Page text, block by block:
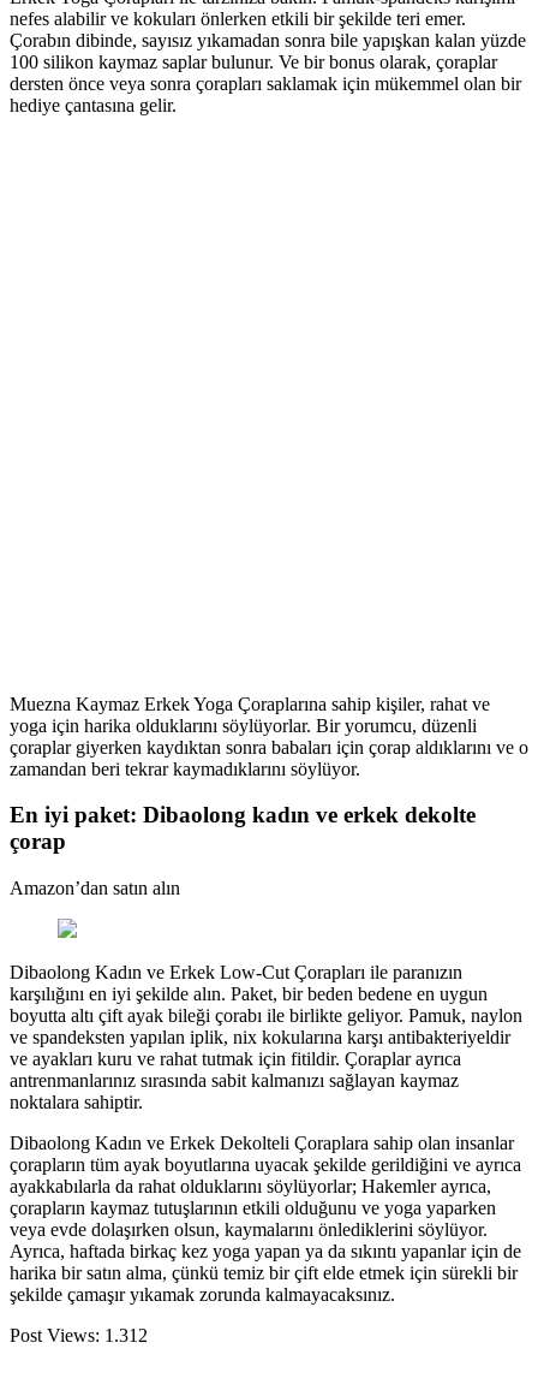
nefes alabilir ve kokuları önlerken etkili bir şekilde teri emer.
Çorabın dibinde, sayısız yıkamadan sonra bile yapışkan kalan yüzde
100 silikon kaymaz saplar bulunur. Ve bir bonus olarak, çoraplar
dersten önce veya sonra çorapları saklamak için mükemmel olan bir
hediye çantasına gelir.
Muezna Kaymaz Erkek Yoga Çoraplarına sahip kişiler, rahat ve
yoga için harika olduklarını söylüyorlar. Bir yorumcu, düzenli
çoraplar giyerken kaydıktan sonra babaları için çorap aldıklarını ve o
zamandan beri tekrar kaymadıklarını söylüyor.
En iyi paket: Dibaolong kadın ve erkek dekolte
çorap
Amazon’dan satın alın
Dibaolong Kadın ve Erkek Low-Cut Çorapları ile paranızın
karşılığını en iyi şekilde alın. Paket, bir beden bedene en uygun
boyutta altı çift ayak bileği çorabı ile birlikte geliyor. Pamuk, naylon
ve spandeksten yapılan iplik, nix kokularına karşı antibakteriyeldir
ve ayakları kuru ve rahat tutmak için fitildir. Çoraplar ayrıca
antrenmanlarınız sırasında sabit kalmanızı sağlayan kaymaz
noktalara sahiptir.
Dibaolong Kadın ve Erkek Dekolteli Çoraplara sahip olan insanlar
çorapların tüm ayak boyutlarına uyacak şekilde gerildiğini ve ayrıca
ayakkabılarla da rahat olduklarını söylüyorlar; Hakemler ayrıca,
çorapların kaymaz tutuşlarının etkili olduğunu ve yoga yaparken
veya evde dolaşırken olsun, kaymalarını önlediklerini söylüyor.
Ayrıca, haftada birkaç kez yoga yapan ya da sıkıntı yapanlar için de
harika bir satın alma, çünkü temiz bir çift elde etmek için sürekli bir
şekilde çamaşır yıkamak zorunda kalmayacaksınız.
Post Views: 1.312